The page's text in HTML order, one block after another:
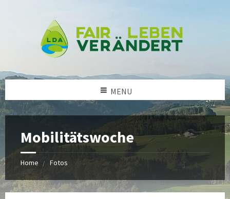
MENU
Mobilitätswoche
Home Fotos